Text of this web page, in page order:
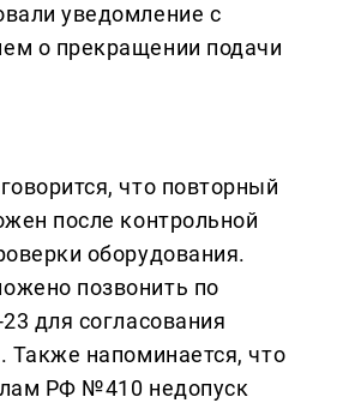
уведомление с
о прекращении подачи
что повторный
после контрольной
оборудования.
позвонить по
для согласования
Также напоминается, что
РФ №410 недопуск